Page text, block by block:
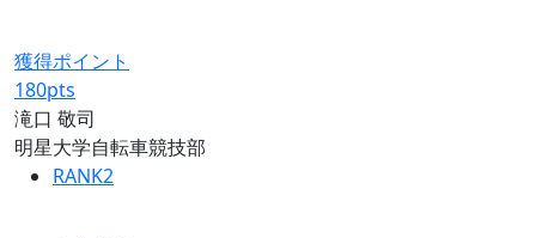
獲得ポイント
180pts
滝口 敬司
明星大学自転車競技部
RANK2